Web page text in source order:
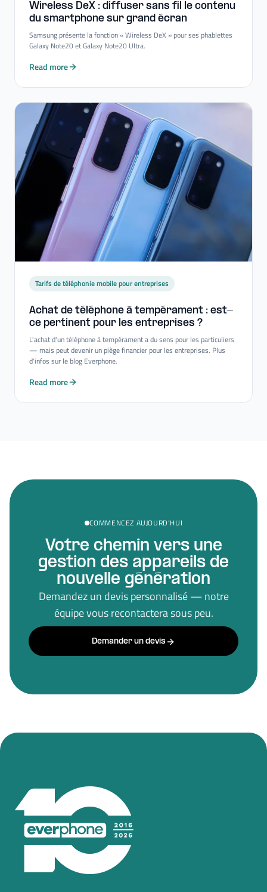
Wireless DeX : diffuser sans fil le contenu
du smartphone sur grand écran
Samsung présente la fonction « Wireless DeX » pour ses phablettes
Galaxy Note20 et Galaxy Note20 Ultra.
Read more
Tarifs de téléphonie mobile pour entreprises
Achat de téléphone à tempérament : est-​
ce pertinent pour les entreprises ?
L'achat d'un téléphone à tempérament a du sens pour les particuliers
— mais peut devenir un piège financier pour les entreprises. Plus
d'infos sur le blog Everphone.
Read more
COMMENCEZ AUJOURD'HUI
Votre chemin vers une
gestion des appareils de
nouvelle génération
Demandez un devis personnalisé — notre
équipe vous recontactera sous peu.
Demander un devis